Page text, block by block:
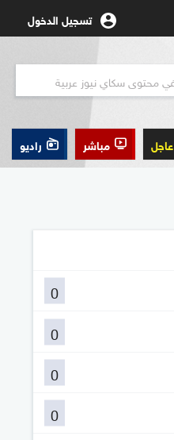
تسجيل الدخول
عاجل مباشر راديو
0
0
0
0